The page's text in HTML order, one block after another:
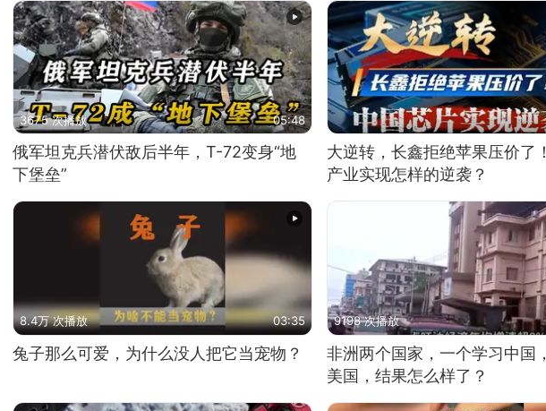
3675 次播放 05:48
俄军坦克兵潜伏敌后半年，T-72变身“地
下堡垒”
大逆转，长鑫拒绝苹果压价了
产业实现怎样的逆袭？
8.4万 次播放 03:35
兔子那么可爱，为什么没人把它当宠物？
9198 次播放
非洲两个国家，一个学习中国
美国，结果怎么样了？